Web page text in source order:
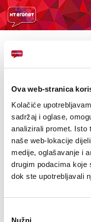
Ova web-stranica
Kolačiće
sadržaj i oglase,
analizirali promet. Isto
naše web-lokacije
medije, oglašavanje i
drugim podacima koje
dok ste upotrebljavali
Nužni
PRESS
NATJEČAJI
VELEPRODAJA
KONTAKTI
MOJ PROFIL
POVRATAK
Gibonni i